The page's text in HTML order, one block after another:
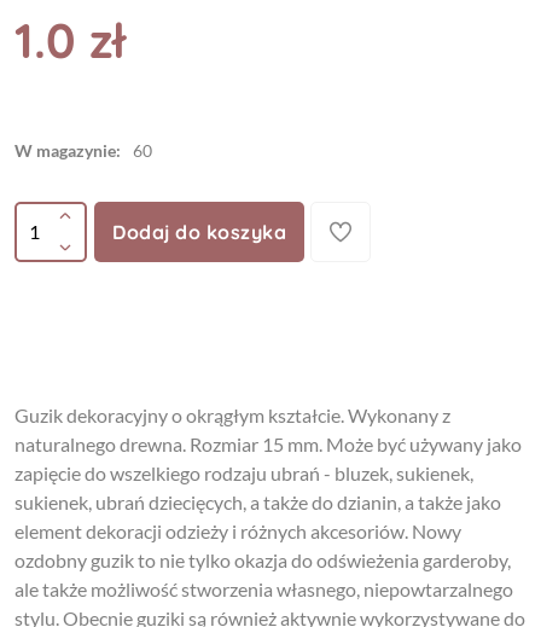
1.0 zł
W magazynie: 60
Dodaj do koszyka
Guzik dekoracyjny o okrągłym kształcie. Wykonany z
naturalnego drewna. Rozmiar 15 mm. Może być używany jako
zapięcie do wszelkiego rodzaju ubrań - bluzek, sukienek,
sukienek, ubrań dziecięcych, a także do dzianin, a także jako
element dekoracji odzieży i różnych akcesoriów. Nowy
ozdobny guzik to nie tylko okazja do odświeżenia garderoby,
ale także możliwość stworzenia własnego, niepowtarzalnego
stylu. Obecnie guziki są również aktywnie wykorzystywane do